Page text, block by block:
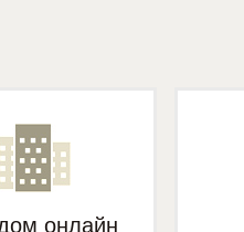
онлайн